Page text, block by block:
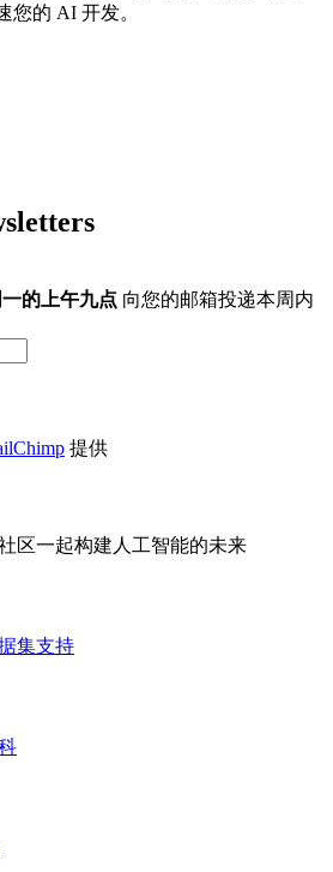
您的 AI 开发。
的上午九点 向您的邮箱投递本周内
提供
区一起构建人工智能的未来
集支持